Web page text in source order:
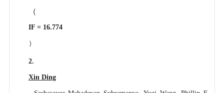
（
IF = 16.774
）
2.
Xin Ding